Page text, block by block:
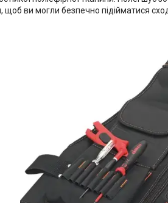
ви могли безпечно підійматися